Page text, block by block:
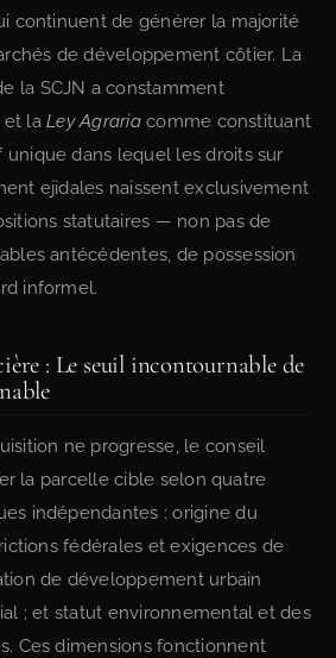
continuent de générer la majorité
de développement côtier. La
la SCJN a constamment
et laLey Agrariacomme constituant
dans lequel les droits sur
ejidales naissent exclusivement
statutaires — non pas de
antécédentes, de possession
informel.
: Le seuil incontournable de
ne progresse, le conseil
la parcelle cible selon quatre
indépendantes : origine du
fédérales et exigences de
de développement urbain
; et statut environnemental et des
Ces dimensions fonctionnent